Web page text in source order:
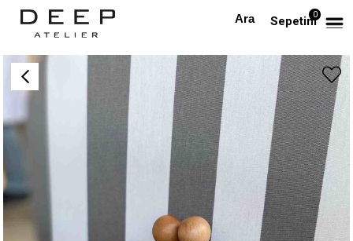
Sepetim0
Anasayfa AKSESUAR Leona Bag